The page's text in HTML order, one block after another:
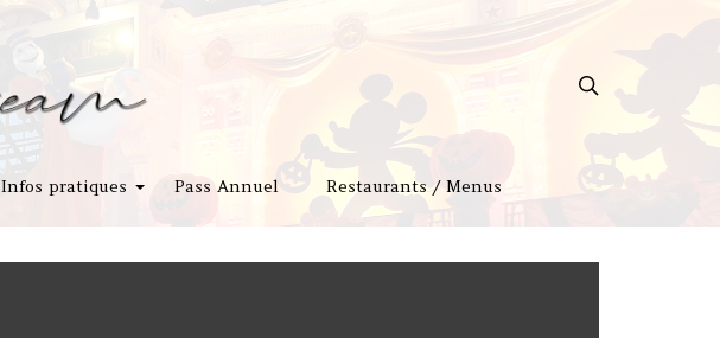
Infos pratiques Pass Annuel Restaurants / Menus